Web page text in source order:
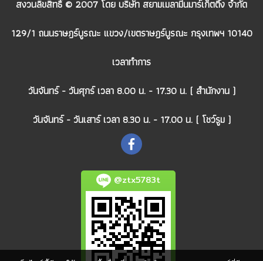
สงวนลิขสิทธิ์ © 2007 โดย บริษัท สยามเมลามีนมาร์เก็ตติ้ง จำกัด
129/1 ถนนราษฎร์บูรณะ แขวง/เขตราษฎร์บูรณะ กรุงเทพฯ 10140
เวลาทำการ
วันจันทร์ - วันศุกร์ เวลา 8.00 น. - 17.30 น. ( สำนักงาน )
วันจันทร์ - วันเสาร์ เวลา 8.30 น. - 17.00 น. ( โชว์รูม )
@ztx5783t